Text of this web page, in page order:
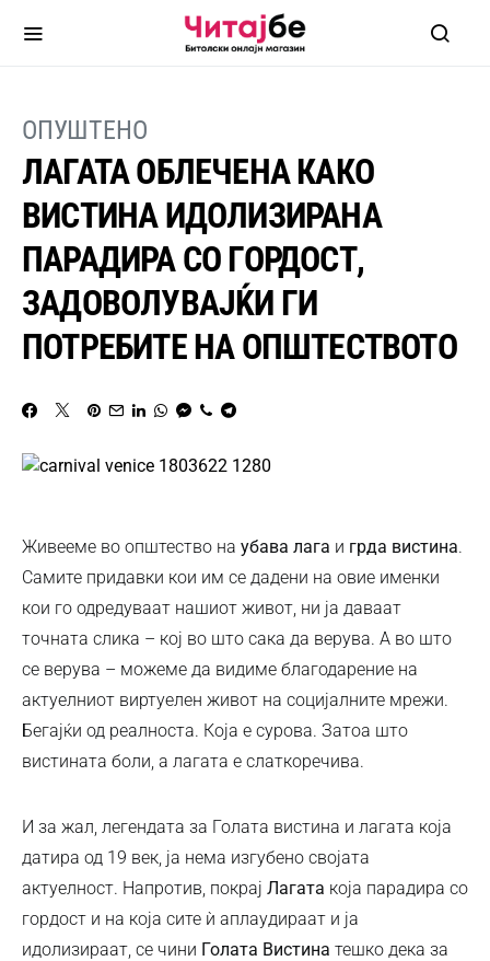
ОПУШТЕНО
ЛАГАТА ОБЛЕЧЕНА КАКО
ВИСТИНА ИДОЛИЗИРАНА
ПАРАДИРА СО ГОРДОСТ,
ЗАДОВОЛУВАЈЌИ ГИ
ПОТРЕБИТЕ НА ОПШТЕСТВОТО
Живееме во општество на убава лага и грда вистина.
Самите придавки кои им се дадени на овие именки
кои го одредуваат нашиот живот, ни ја даваат
точната слика – кој во што сака да верува. А во што
се верува – можеме да видиме благодарение на
актуелниот виртуелен живот на социјалните мрежи.
Бегајќи од реалноста. Која е сурова. Затоа што
вистината боли, а лагата е слаткоречива.
И за жал, легендата за Голата вистина и лагата која
датира од 19 век, ја нема изгубено својата
актуелност. Напротив, покрај Лагата која парадира со
гордост и на која сите ѝ аплаудираат и ја
идолизираат, се чини Голата Вистина тешко дека за